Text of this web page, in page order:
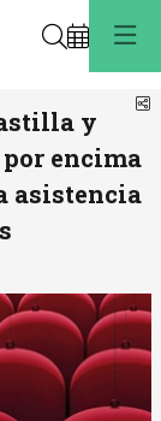
Buscar
y
encima
asistencia